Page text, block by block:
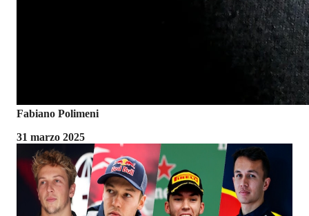
Fabiano Polimeni
31 marzo 2025